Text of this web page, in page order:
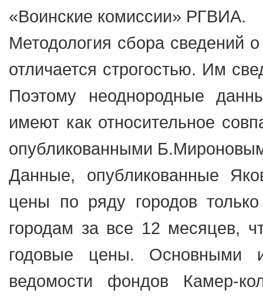
«Воинские комиссии» РГВИА.
Методология сбора сведений
отличается строгостью. Им
Поэтому неоднородные
имеют как относительное
опубликованными
Данные, опубликованные
цены по ряду городов
городам за все 12 месяцев,
годовые цены. Основными
ведомости фондов Камер-